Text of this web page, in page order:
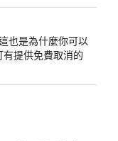
也是為什麼你可以
提供免費取消的